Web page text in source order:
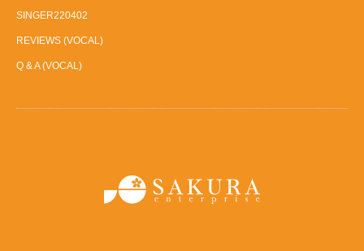
SINGER220402
REVIEWS (VOCAL)
Q & A (VOCAL)